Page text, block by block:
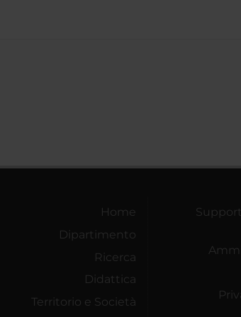
Home
Dipartimento
Ricerca
Didattica
Territorio e Società